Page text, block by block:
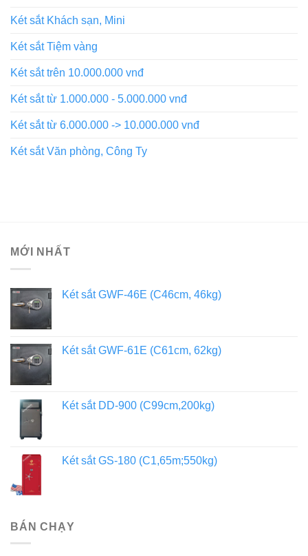
Két sắt Khách sạn, Mini
Két sắt Tiệm vàng
Két sắt trên 10.000.000 vnđ
Két sắt từ 1.000.000 - 5.000.000 vnđ
Két sắt từ 6.000.000 -> 10.000.000 vnđ
Két sắt Văn phòng, Công Ty
MỚI NHẤT
Két sắt GWF-46E (C46cm, 46kg)
Két sắt GWF-61E (C61cm, 62kg)
Két sắt DD-900 (C99cm,200kg)
Két sắt GS-180 (C1,65m;550kg)
BÁN CHẠY